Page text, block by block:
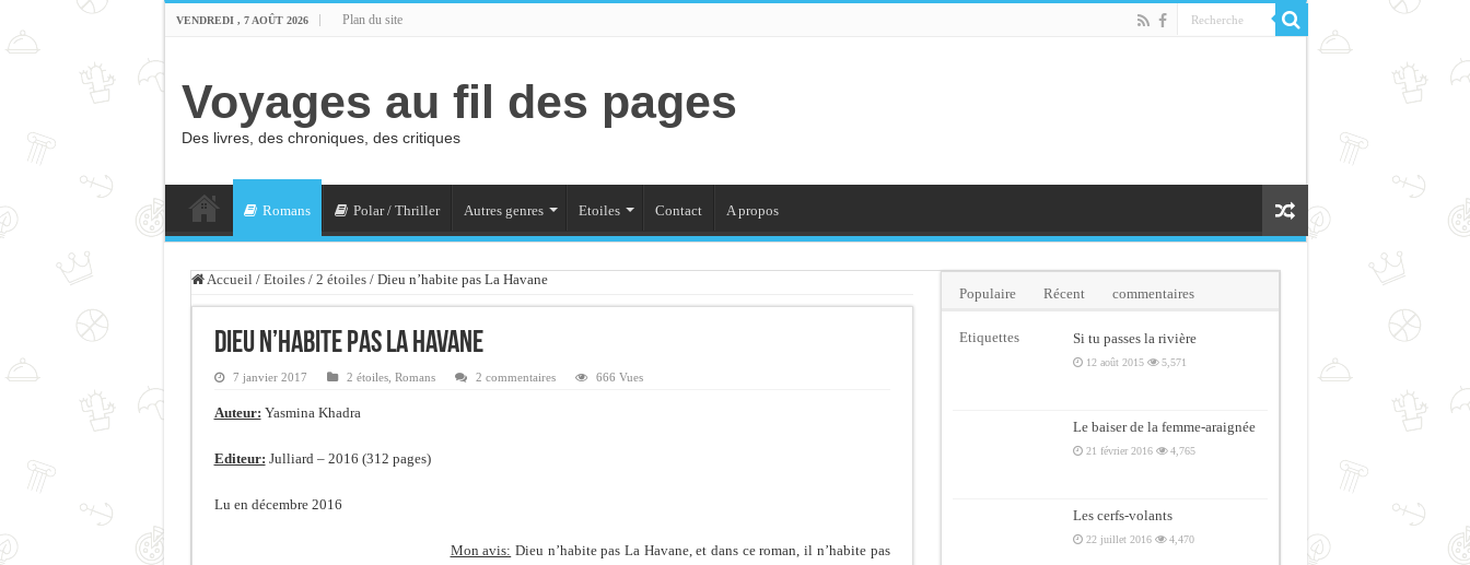
VENDREDI , 7 AOÛT 2026 Plan du site
Voyages au fil des pages
Des livres, des chroniques, des critiques
Romans Polar / Thriller Autres genres Etoiles Contact A propos
Accueil / Etoiles / 2 étoiles / Dieu n’habite pas La Havane
Dieu n’habite pas La Havane
7 janvier 2017 2 étoiles, Romans 2 commentaires 666 Vues
Auteur: Yasmina Khadra
Editeur: Julliard – 2016 (312 pages)
Lu en décembre 2016
Mon avis: Dieu n’habite pas La Havane, et dans ce roman, il n’habite pas
Populaire Récent commentaires
Etiquettes Si tu passes la rivière
12 août 2015 5,571
Le baiser de la femme-araignée
21 février 2016 4,765
Les cerfs-volants
22 juillet 2016 4,470